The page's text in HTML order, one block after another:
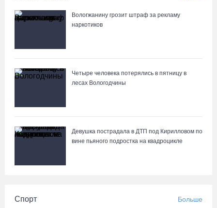
Вологжанину грозит штраф за рекламу
наркотиков
Четыре человека потерялись в пятницу в
лесах Вологодчины
Девушка пострадала в ДТП под Кирилловом по
вине пьяного подростка на квадроцикле
Спорт Больше